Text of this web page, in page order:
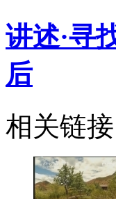
讲述·寻
后
相关链接